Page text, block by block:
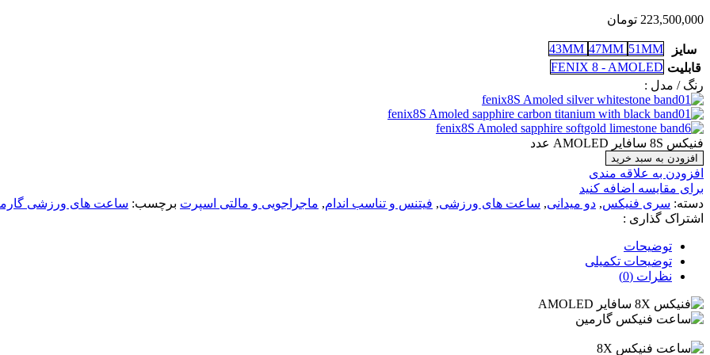
223,500,000 تومان
سایز 43MM 47MM 51MM
قابلیت FENIX 8 - AMOLED
رنگ / مدل :
فنیکس 8S سافایر AMOLED عدد
افزودن به سبد خرید
افزودن به علاقه مندی
برای مقایسه اضافه کنید
دسته: سری فنیکس, دو میدانی, ساعت های ورزشی, فیتنس و تناسب اندام, ماجراجویی و مالتی اسپرت برچسب: ساعت های ورزشی
اشتراک گذاری :
توضیحات
توضیحات تکمیلی
نظرات (0)